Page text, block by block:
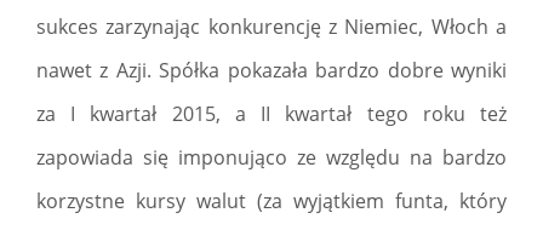
sukces zarzynając konkurencję z Niemiec, Włoch a
nawet z Azji. Spółka pokazała bardzo dobre wyniki
za I kwartał 2015, a II kwartał tego roku też
zapowiada się imponująco ze względu na bardzo
korzystne kursy walut (za wyjątkiem funta, który